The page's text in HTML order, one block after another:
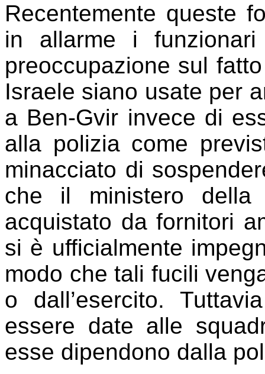
Recentemente queste
in allarme i
preoccupazione sul
Israele siano usate per
a Ben-Gvir invece di
alla polizia come
minacciato di
che il ministero della
acquistato da fornitori
si è ufficialmente
modo che tali fucili
o dall’esercito.
essere date alle
esse dipendono dalla